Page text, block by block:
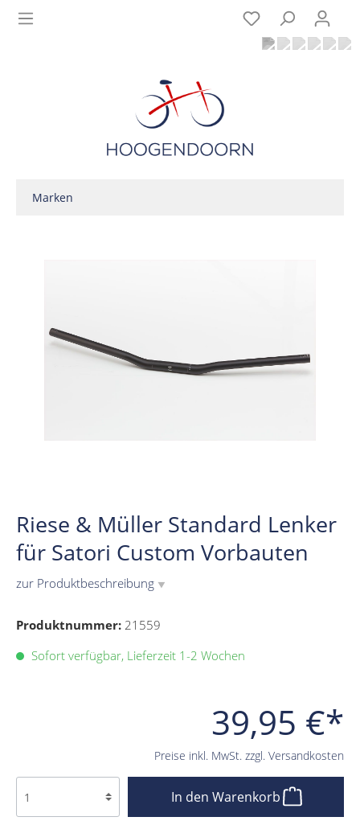
Marken
Riese & Müller Standard Lenker
für Satori Custom Vorbauten
zur Produktbeschreibung ▼
Produktnummer: 21559
39,95 €*
Preise inkl. MwSt. zzgl. Versandkosten
Sofort verfügbar, Lieferzeit 1-2 Wochen
In den Warenkorb